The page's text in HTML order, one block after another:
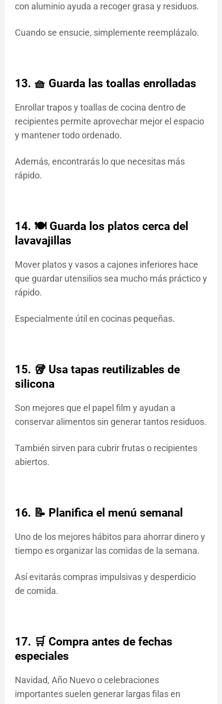
con aluminio ayuda a recoger grasa y residuos.
Cuando se ensucie, simplemente reemplázalo.
13. 🧺 Guarda las toallas enrolladas
Enrollar trapos y toallas de cocina dentro de
recipientes permite aprovechar mejor el espacio
y mantener todo ordenado.
Además, encontrarás lo que necesitas más
rápido.
14. 🍽️ Guarda los platos cerca del
lavavajillas
Mover platos y vasos a cajones inferiores hace
que guardar utensilios sea mucho más práctico y
rápido.
Especialmente útil en cocinas pequeñas.
15. 🥡 Usa tapas reutilizables de
silicona
Son mejores que el papel film y ayudan a
conservar alimentos sin generar tantos residuos.
También sirven para cubrir frutas o recipientes
abiertos.
16. 📝 Planifica el menú semanal
Uno de los mejores hábitos para ahorrar dinero y
tiempo es organizar las comidas de la semana.
Así evitarás compras impulsivas y desperdicio
de comida.
17. 🛒 Compra antes de fechas
especiales
Navidad, Año Nuevo o celebraciones
importantes suelen generar largas filas en